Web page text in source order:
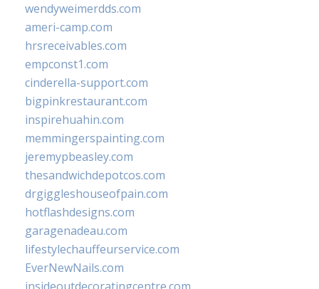
wendyweimerdds.com
ameri-camp.com
hrsreceivables.com
empconst1.com
cinderella-support.com
bigpinkrestaurant.com
inspirehuahin.com
memmingerspainting.com
jeremypbeasley.com
thesandwichdepotcos.com
drgiggleshouseofpain.com
hotflashdesigns.com
garagenadeau.com
lifestylechauffeurservice.com
EverNewNails.com